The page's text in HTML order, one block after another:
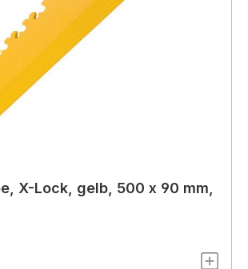
X-Lock, gelb, 500 x 90 mm,